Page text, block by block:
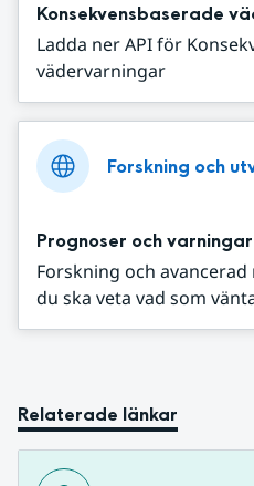
Konsekvensbaserade
Ladda ner API för
vädervarningar
Forskning och
Prognoser och varningar
Forskning och
du ska veta vad som
Relaterade länkar